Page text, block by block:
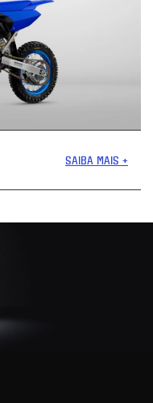
SAIBA MAIS +